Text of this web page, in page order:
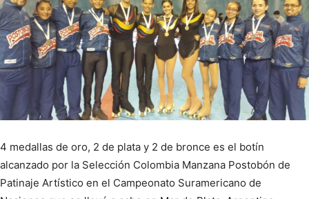
4 medallas de oro, 2 de plata y 2 de bronce es el botín
alcanzado por la Selección Colombia Manzana Postobón de
Patinaje Artístico en el Campeonato Suramericano de